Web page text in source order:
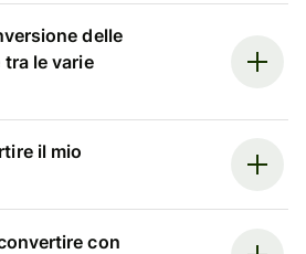
delle
le varie
il mio
con